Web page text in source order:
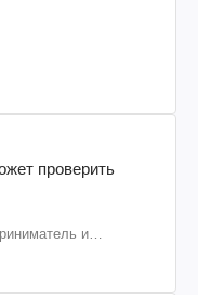
проверить
и